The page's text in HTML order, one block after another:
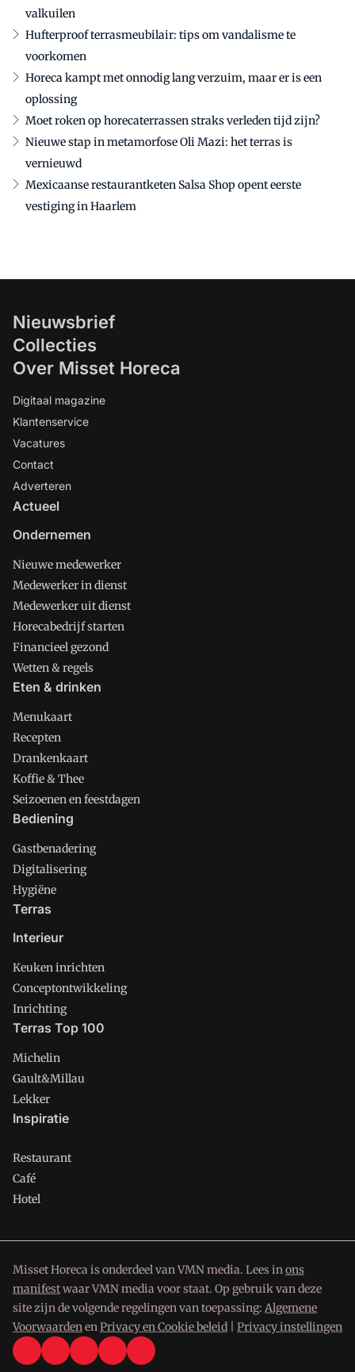
valkuilen
Hufterproof terrasmeubilair: tips om vandalisme te
voorkomen
Horeca kampt met onnodig lang verzuim, maar er is een
oplossing
Moet roken op horecaterrassen straks verleden tijd zijn?
Nieuwe stap in metamorfose Oli Mazi: het terras is
vernieuwd
Mexicaanse restaurantketen Salsa Shop opent eerste
vestiging in Haarlem
Nieuwsbrief
Collecties
Over Misset Horeca
Digitaal magazine
Klantenservice
Vacatures
Contact
Adverteren
Actueel
Ondernemen
Nieuwe medewerker
Medewerker in dienst
Medewerker uit dienst
Horecabedrijf starten
Financieel gezond
Wetten & regels
Eten & drinken
Menukaart
Recepten
Drankenkaart
Koffie & Thee
Seizoenen en feestdagen
Bediening
Gastbenadering
Digitalisering
Hygiëne
Terras
Interieur
Keuken inrichten
Conceptontwikkeling
Inrichting
Terras Top 100
Michelin
Gault&Millau
Lekker
Inspiratie
Restaurant
Café
Hotel
Misset Horeca is onderdeel van VMN media. Lees inons
manifestwaar VMN media voor staat. Op gebruik van deze
site zijn de volgende regelingen van toepassing: Algemene
VoorwaardenenPrivacy en Cookie beleid Privacy instellingen